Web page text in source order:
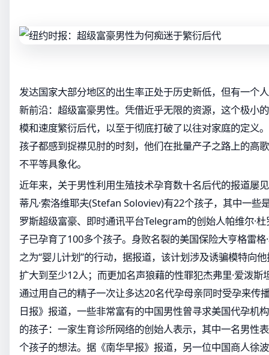
发达国家大部分地区的出生率正处于历史新低，但有一个
新前沿：超级富豪男性。凭借近乎无限的资源，这个极小
模和速度繁衍后代，以至于彻底打破了以往对家庭的定义
孩子都感到捉襟见肘的时刻，他们在批量产子之路上的高
不平等具象化。
近年来，关于男性利用生殖技术孕育数十名后代的报道屡
蒂凡·索洛维耶夫(Stefan Soloviev)有22个孩子，其中一些
罗斯超级富豪、即时通讯平台Telegram的创始人帕维尔·
子已孕育了100多个孩子。身败名裂的美国保险大亨格雷格
之为“婴儿计划”的行动，据报道，该计划涉及诱骗模特向
扩大到至少12人；而更加名声狼藉的性罪犯杰弗里·爱泼斯
通过用自己的精子一次让多达20名代孕母亲同时受孕来传
日报》报道，一些非常富有的中国男性曾寻求美国代孕机
的孩子：一家生育诊所网络的创始人表示，其中一名男性
个孩子的想法。据《南华早报》报道，另一位中国商人徐